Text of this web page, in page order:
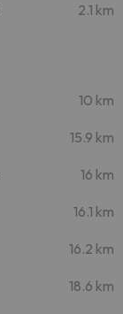
2.1 km
10 km
15.9 km
16 km
16.1 km
16.2 km
18.6 km